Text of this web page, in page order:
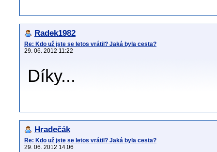
Radek1982
Re: Kdo už jste se letos vrátil? Jaká byla cesta?
29. 06. 2012 11:22
Díky...
Hradečák
Re: Kdo už jste se letos vrátil? Jaká byla cesta?
29. 06. 2012 14:06